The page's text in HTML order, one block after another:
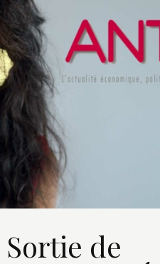
Sortie de